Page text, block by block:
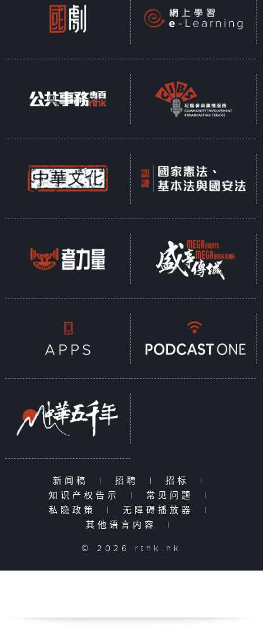
新闻稿 | 招聘 | 招标
|
知识产权告示
| 常见问题
|
私隐政策
| 无障碍播放器
|
其他语言内容
|
© 2026 rthk.hk